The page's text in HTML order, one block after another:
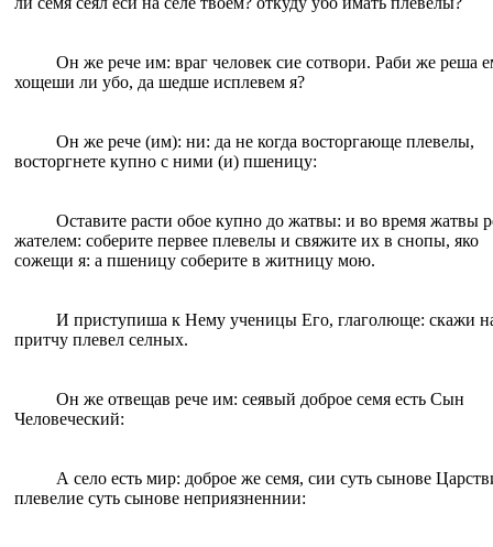
Oн же рече им: враг человек сие сотвори. Раби же реша
хощеши ли убо, да шедше исплевем я?
Oн же рече (им): ни: да не когда восторгающе плевелы,
восторгнете купно с ними (и) пшеницу:
Оставите расти oбое купно до жатвы: и во время жатвы
жателем: соберите первее плевелы и свяжите их в снопы, яко
сожещи я: а пшеницу соберите в житницу мою.
И приступиша к Нему ученицы Его, глаголюще: скажи
притчу плевел селных.
Oн же отвещав рече им: сеявый доброе семя есть Сын
Человеческий:
А село есть мир: доброе же семя, сии суть сынове
плевелие суть сынове неприязненнии: